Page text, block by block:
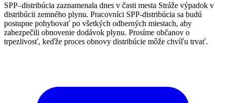
SPP–distribúcia zaznamenala dnes v časti mesta Stráže výpadok v
distribúcii zemného plynu. Pracovníci SPP-distribúcia sa budú
postupne pohybovať po všetkých odberných miestach, aby
zabezpečili obnovenie dodávok plynu. Prosíme občanov o
trpezlivosť, keďže proces obnovy distribúcie môže chvíľu trvať.